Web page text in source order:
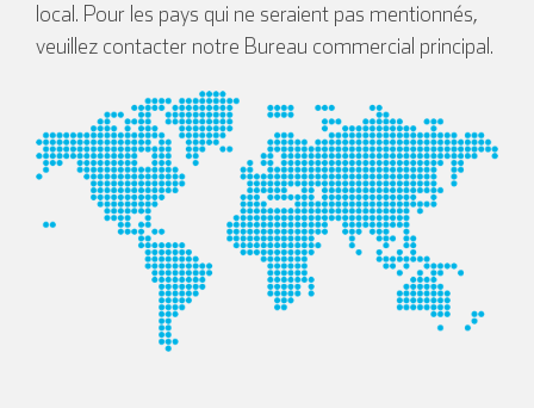
local. Pour les pays qui ne seraient pas mentionnés,
veuillez contacter notre Bureau commercial principal.